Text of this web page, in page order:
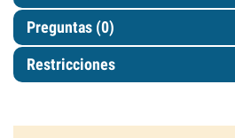
Preguntas (0)
Restricciones